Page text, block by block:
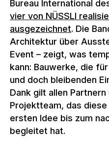
Bureau International
vier von NÜSSLI
ausgezeichnet. Die
Architektur über
Event – zeigt, was
kann: Bauwerke, die
und doch bleibenden
Dank gilt allen
Projektteam, das
ersten Idee bis zum
begleitet hat.